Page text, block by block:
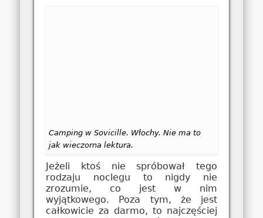
Camping w Sovicille. Włochy. Nie ma to
jak wieczorna lektura.
Jeżeli ktoś nie spróbował tego
rodzaju noclegu to nigdy nie
zrozumie, co jest w nim
wyjątkowego. Poza tym, że jest
całkowicie za darmo, to najczęściej